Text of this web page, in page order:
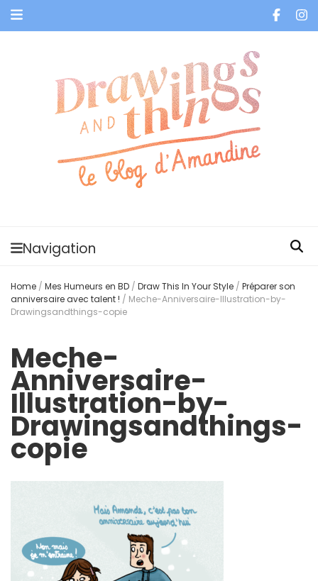
Navigation
Home / Mes Humeurs en BD / Draw This In Your Style / Préparer son
anniversaire avec talent ! / Meche-Anniversaire-Illustration-by-
Drawingsandthings-copie
Meche-
Anniversaire-
Illustration-by-
Drawingsandthings-
copie